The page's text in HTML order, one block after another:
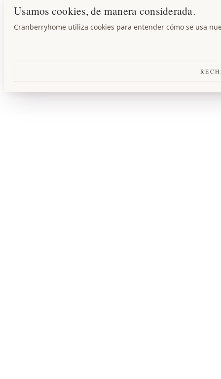
Usamos cookies, de manera considerada.
Cranberryhome utiliza cookies para entender cómo se usa